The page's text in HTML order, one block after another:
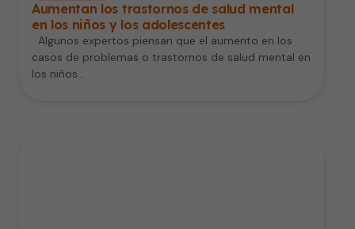
Aumentan los trastornos de salud mental
en los niños y los adolescentes
Algunos expertos piensan que el aumento en los
casos de problemas o trastornos de salud mental en
los niños…